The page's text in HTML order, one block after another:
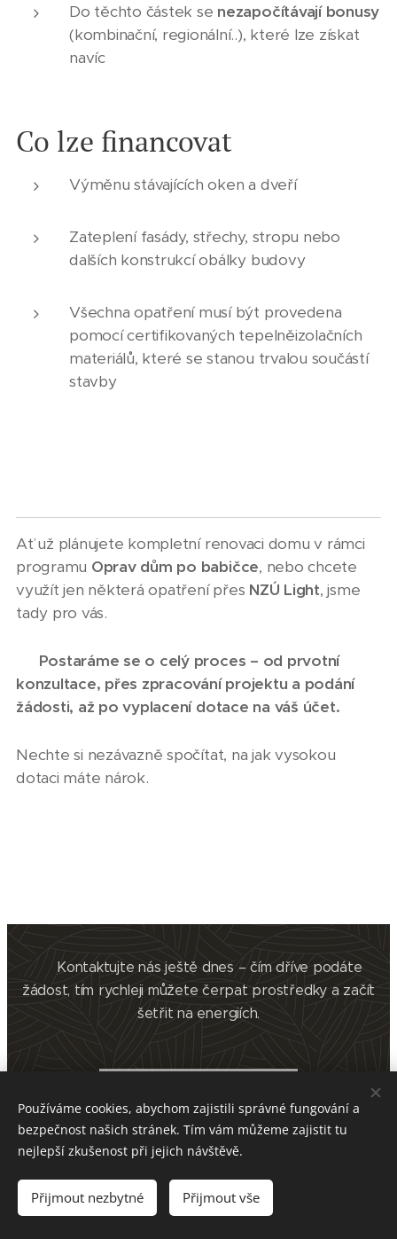
Do těchto částek se nezapočítávají bonusy
(kombinační, regionální..), které lze získat
navíc
Co lze financovat
Výměnu stávajících oken a dveří
Zateplení fasády, střechy, stropu nebo
dalších konstrukcí obálky budovy
Všechna opatření musí být provedena
pomocí certifikovaných tepelněizolačních
materiálů, které se stanou trvalou součástí
stavby
Ať už plánujete kompletní renovaci domu v rámci
programu Oprav dům po babičce, nebo chcete
využít jen některá opatření přes NZÚ Light, jsme
tady pro vás.
Postaráme se o celý proces – od prvotní
konzultace, přes zpracování projektu a podání
žádosti, až po vyplacení dotace na váš účet.
Nechte si nezávazně spočítat, na jak vysokou
dotaci máte nárok.
📞 Kontaktujte nás ještě dnes – čím dříve podáte
žádost, tím rychleji můžete čerpat prostředky a začít
šetřit na energiích.
Architecture Project s.r.o., Nerudova 1087/40, 697 01
Kyjov, IČ: 038 43 602
Používáme cookies, abychom zajistili správné fungování a
bezpečnost našich stránek. Tím vám můžeme zajistit tu
nejlepší zkušenost při jejich návštěvě.
Přijmout nezbytné Přijmout vše